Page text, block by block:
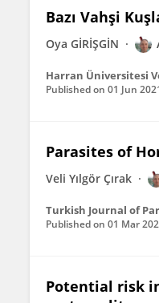
Bazı Vahşi
Oya GİRİŞGİN
Harran Üniversitesi
Published on 01 Jun
Parasites of
Veli Yılgör Çırak
Turkish Journal of
Published on 01 Mar
Potential risk